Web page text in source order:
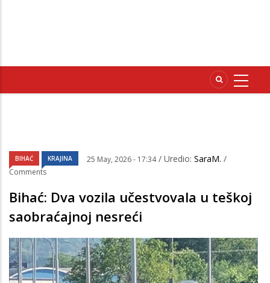
BIHAĆ KRAJINA 25 May, 2026 - 17:34 / Uredio: SaraM. /
Comments
Bihać: Dva vozila učestvovala u teškoj
saobraćajnoj nesreći